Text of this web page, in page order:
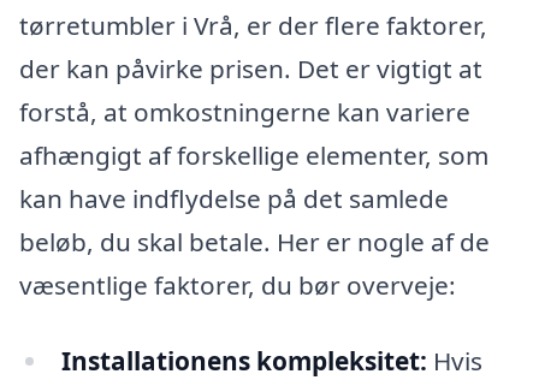
tørretumbler i Vrå, er der flere faktorer,
der kan påvirke prisen. Det er vigtigt at
forstå, at omkostningerne kan variere
afhængigt af forskellige elementer, som
kan have indflydelse på det samlede
beløb, du skal betale. Her er nogle af de
væsentlige faktorer, du bør overveje:
Installationens kompleksitet: Hvis